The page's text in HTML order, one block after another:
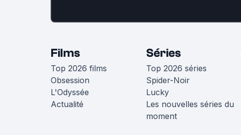
Films
Top 2026 films
Obsession
L'Odyssée
Actualité
Séries
Top 2026 séries
Spider-Noir
Lucky
Les nouvelles séries du
moment